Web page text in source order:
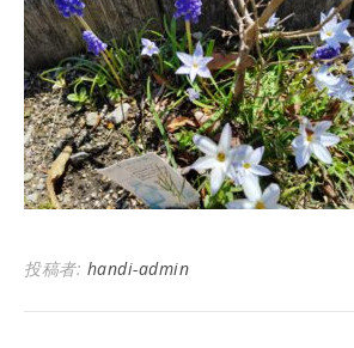
投稿者: handi-admin